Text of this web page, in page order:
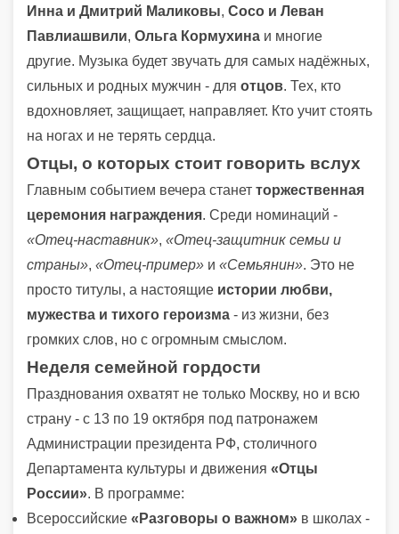
Инна и Дмитрий Маликовы, Сосо и Леван
Павлиашвили, Ольга Кормухина и многие
другие. Музыка будет звучать для самых надёжных,
сильных и родных мужчин - для отцов. Тех, кто
вдохновляет, защищает, направляет. Кто учит стоять
на ногах и не терять сердца.
Отцы, о которых стоит говорить вслух
Главным событием вечера станет торжественная
церемония награждения. Среди номинаций -
«Отец-наставник», «Отец-защитник семьи и
страны», «Отец-пример» и «Семьянин». Это не
просто титулы, а настоящие истории любви,
мужества и тихого героизма - из жизни, без
громких слов, но с огромным смыслом.
Неделя семейной гордости
Празднования охватят не только Москву, но и всю
страну - с 13 по 19 октября под патронажем
Администрации президента РФ, столичного
Департамента культуры и движения «Отцы
России». В программе:
Всероссийские «Разговоры о важном» в школах -